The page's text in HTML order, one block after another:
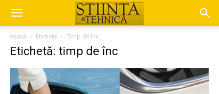
Acasă Etichete Timp de înc
Etichetă: timp de înc